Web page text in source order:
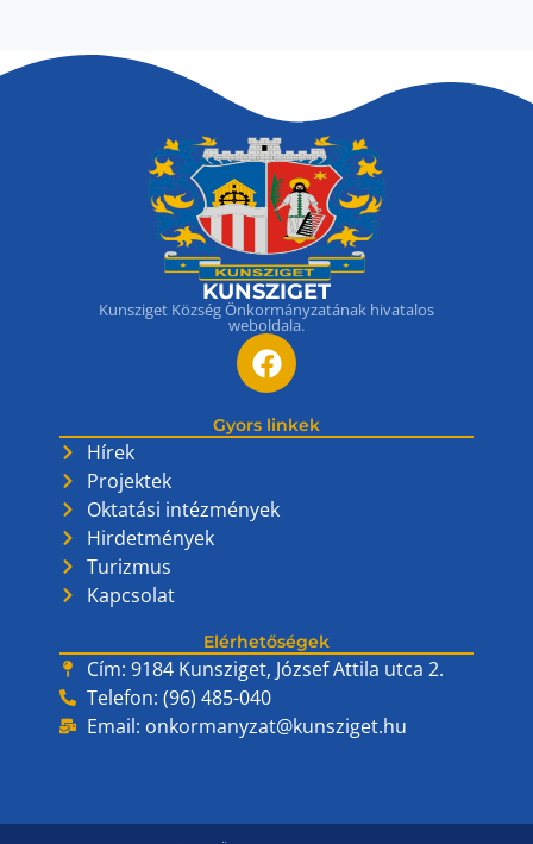
KUNSZIGET
Kunsziget Község Önkormányzatának hivatalos
weboldala.
Gyors linkek
Hírek
Projektek
Oktatási intézmények
Hirdetmények
Turizmus
Kapcsolat
Elérhetőségek
Cím: 9184 Kunsziget, József Attila utca 2.
Telefon: (96) 485-040
Email: onkormanyzat@kunsziget.hu